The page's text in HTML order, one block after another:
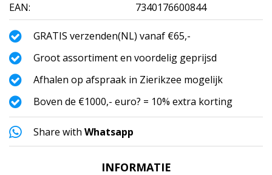
EAN:
7340176600844
GRATIS verzenden(NL) vanaf €65,-
Groot assortiment en voordelig geprijsd
Afhalen op afspraak in Zierikzee mogelijk
Boven de €1000,- euro? = 10% extra korting
Share with Whatsapp
INFORMATIE